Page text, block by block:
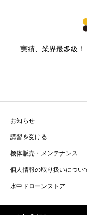
実績、業界最多級
お知らせ
講習を受ける
機体販売・メンテナンス
個人情報の取り扱いについ
水中ドローンストア